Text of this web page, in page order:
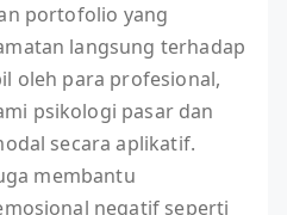
portofolio yang
langsung terhadap
oleh para profesional,
psikologi pasar dan
secara aplikatif.
membantu
negatif seperti